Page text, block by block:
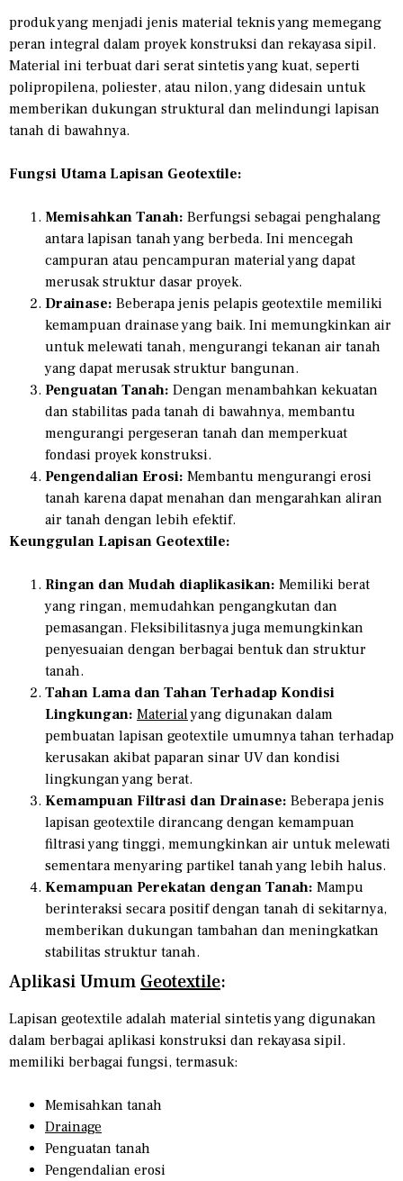
produk yang menjadi jenis material teknis yang memegang
peran integral dalam proyek konstruksi dan rekayasa sipil.
Material ini terbuat dari serat sintetis yang kuat, seperti
polipropilena, poliester, atau nilon, yang didesain untuk
memberikan dukungan struktural dan melindungi lapisan
tanah di bawahnya.
Fungsi Utama Lapisan Geotextile:
Memisahkan Tanah: Berfungsi sebagai penghalang
antara lapisan tanah yang berbeda. Ini mencegah
campuran atau pencampuran material yang dapat
merusak struktur dasar proyek.
Drainase: Beberapa jenis pelapis geotextile memiliki
kemampuan drainase yang baik. Ini memungkinkan air
untuk melewati tanah, mengurangi tekanan air tanah
yang dapat merusak struktur bangunan.
Penguatan Tanah: Dengan menambahkan kekuatan
dan stabilitas pada tanah di bawahnya, membantu
mengurangi pergeseran tanah dan memperkuat
fondasi proyek konstruksi.
Pengendalian Erosi: Membantu mengurangi erosi
tanah karena dapat menahan dan mengarahkan aliran
air tanah dengan lebih efektif.
Keunggulan Lapisan Geotextile:
Ringan dan Mudah diaplikasikan: Memiliki berat
yang ringan, memudahkan pengangkutan dan
pemasangan. Fleksibilitasnya juga memungkinkan
penyesuaian dengan berbagai bentuk dan struktur
tanah.
Tahan Lama dan Tahan Terhadap Kondisi
Lingkungan: Materialyang digunakan dalam
pembuatan lapisan geotextile umumnya tahan terhadap
kerusakan akibat paparan sinar UV dan kondisi
lingkungan yang berat.
Kemampuan Filtrasi dan Drainase: Beberapa jenis
lapisan geotextile dirancang dengan kemampuan
filtrasi yang tinggi, memungkinkan air untuk melewati
sementara menyaring partikel tanah yang lebih halus.
Kemampuan Perekatan dengan Tanah: Mampu
berinteraksi secara positif dengan tanah di sekitarnya,
memberikan dukungan tambahan dan meningkatkan
stabilitas struktur tanah.
Aplikasi Umum Geotextile:
Lapisan geotextile adalah material sintetis yang digunakan
dalam berbagai aplikasi konstruksi dan rekayasa sipil.
memiliki berbagai fungsi, termasuk:
Memisahkan tanah
Drainage
Penguatan tanah
Pengendalian erosi